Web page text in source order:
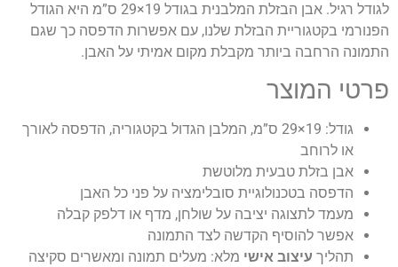
לגודל רגיל. אבן הבזלת המלבנית בגודל 19×29 ס”מ היא הגודל
הפנורמי בקטגוריית הבזלת שלנו, עם אפשרות הדפסה כך שגם
התמונה הרחבה ביותר מקבלת מקום אמיתי על האבן.
פרטי המוצר
גודל: 19×29 ס”מ, המלבן הגדול בקטגוריה, הדפסה לאורך
או לרוחב
אבן בזלת טבעית מלוטשת
הדפסה בטכנולוגיית סובלימציה על פני כל האבן
מעמד לתצוגה יציבה על שולחן, מדף או דלפק קבלה
אפשר להוסיף הקדשה לצד התמונה
תהליך עיצוב אישי מלא: מעלים תמונה ומאשרים סקיצה